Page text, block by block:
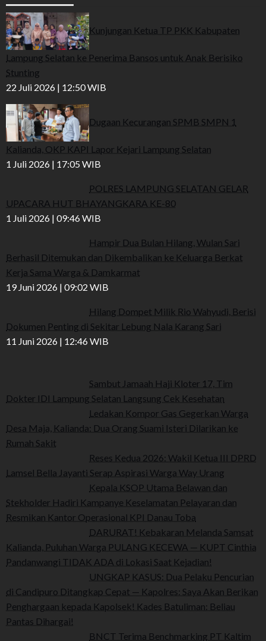
Kunjungan Ketua TP PKK Kabupaten
Lampung Selatan ke Penerima Bansos untuk Anak Berisiko
Stunting
22 Juli 2026 | 12:50 WIB
Dugaan Kecurangan SPMB SMPN 1
Kalianda, OKP KAPI Lapor Kejari Lampung Selatan
1 Juli 2026 | 17:05 WIB
POLRES LAMPUNG SELATAN GELAR
UPACARA HUT BHAYANGKARA KE-80
1 Juli 2026 | 09:46 WIB
Hampir Dua Bulan Hilang, Wulan Sari
Berhasil Ditemukan dan Dikembalikan ke Keluarga Berkat
Kerja Sama Warga & Damkarmat
19 Juni 2026 | 09:02 WIB
Hilang Dompet Milik Rio Wahyudi, Berisi
Dokumen Penting di Sekitar Lebung Nala Karang Sari
11 Juni 2026 | 12:46 WIB
Sambut Jamaah Haji Kloter 17, Tim
Dokter IDI Lampung Selatan Langsung Cek Kesehatan
Ledakan Kompor Gas Gegerkan Warga
Desa Maja, Kalianda: Dua Orang Suami Isteri Dilarikan ke
Rumah Sakit
Reses Kedua 2026: Wakil Ketua III DPRD
Lamsel Bella Jayanti Serap Aspirasi Warga Way Urang
Kepala KSOP Utama Belawan dan
Stekholder Hadiri Kampanye Keselamatan Pelayaran dan
Resmikan Kantor Operasional KPI Danau Toba
DARURAT! Kebakaran Melanda Samsat
Kalianda, Puluhan Warga PULANG KECEWA — KUPT Cinthia
Pandanwangi TIDAK ADA di Lokasi Saat Kejadian!
UNGKAP KASUS: Dua Pelaku Pencurian
di Candipuro Ditangkap Cepat — Kapolres: Saya Akan Berikan
Penghargaan kepada Kapolsek! Kades Batuliman: Beliau
Pantas Dihargai!
BNCT Terima Benchmarking PT Kaltim